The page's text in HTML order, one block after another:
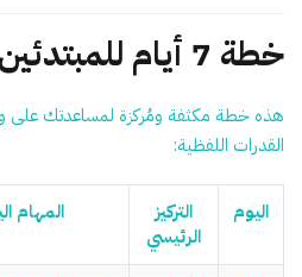
خطة 7 أيام للمبتدئين
هذه خطة مكثفة ومُركزة لمساعدتك على
القدرات اللفظية:
اليوم
التركيز
الرئيسي
المهام